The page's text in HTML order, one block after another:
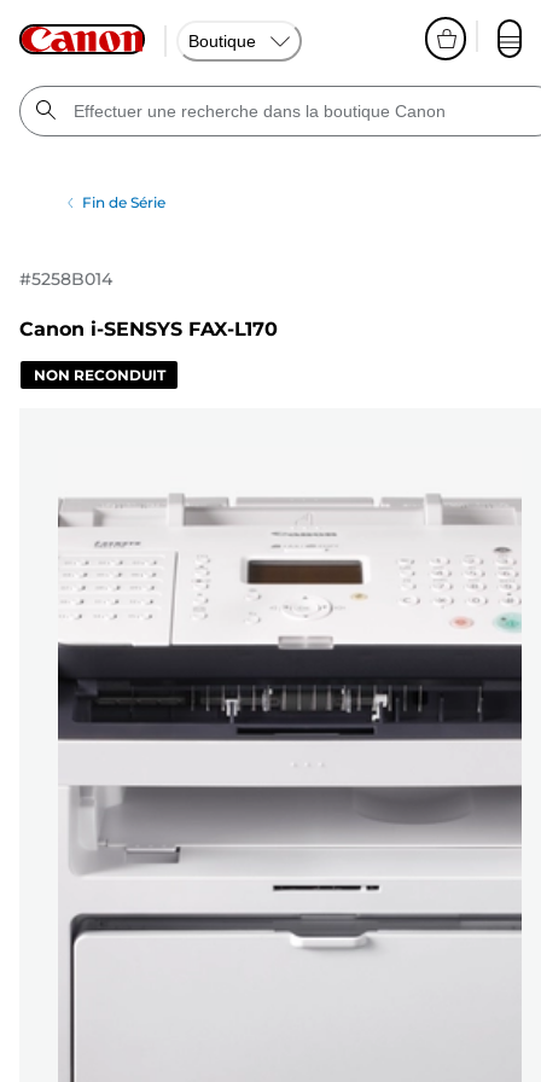
Boutique
Fin de Série
#5258B014
Canon i-SENSYS FAX-L170
NON RECONDUIT